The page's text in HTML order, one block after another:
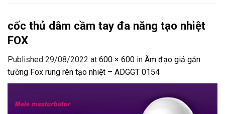
cốc thủ dâm cầm tay đa năng tạo nhiệt
FOX
Published 29/08/2022 at 600 × 600 in Âm đạo giả gắn
tường Fox rung rên tạo nhiệt – ADGGT 0154